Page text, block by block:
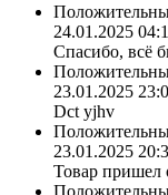
24.01.2025
Спасибо, всё
23.01.2025
Dct yjhv
23.01.2025
Товар пришел